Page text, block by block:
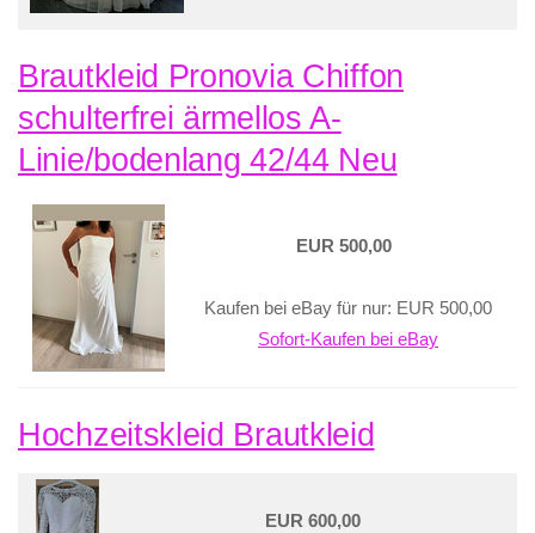
Brautkleid Pronovia Chiffon
schulterfrei ärmellos A-
Linie/bodenlang 42/44 Neu
EUR 500,00
Kaufen bei eBay für nur: EUR 500,00
Sofort-Kaufen bei eBay
Hochzeitskleid Brautkleid
EUR 600,00